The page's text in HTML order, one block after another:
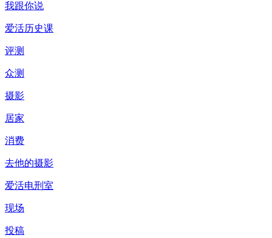
我跟你说
爱活历史课
评测
众测
摄影
居家
消费
去他的摄影
爱活电刑室
现场
投稿